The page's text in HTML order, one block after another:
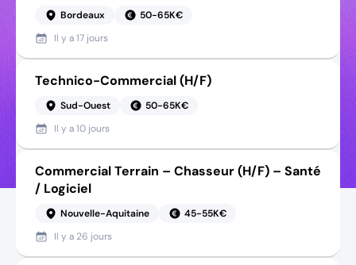
Bordeaux
50-65K€
Il y a17 jours
Technico-Commercial (H/F)
Sud-Ouest
50-65K€
Il y a10 jours
Commercial Terrain – Chasseur (H/F) – Santé
/ Logiciel
Nouvelle-Aquitaine
45-55K€
Il y a 26 jours